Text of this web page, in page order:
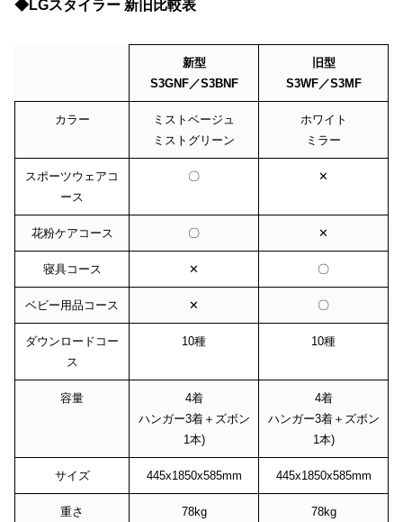
◆LGスタイラー 新旧比較表
新型
S3GNF／S3BNF
旧型
S3WF／S3MF
カラー
ミストベージュ
ミストグリーン
ホワイト
ミラー
スポーツウェアコ
ース
〇 ✕
花粉ケアコース 〇 ✕
寝具コース ✕ 〇
ベビー用品コース ✕ 〇
ダウンロードコー
ス
10種 10種
容量
4着
ハンガー3着＋ズボン
1本)
4着
ハンガー3着＋ズボン
1本)
サイズ 445x1850x585mm 445x1850x585mm
重さ 78kg 78kg